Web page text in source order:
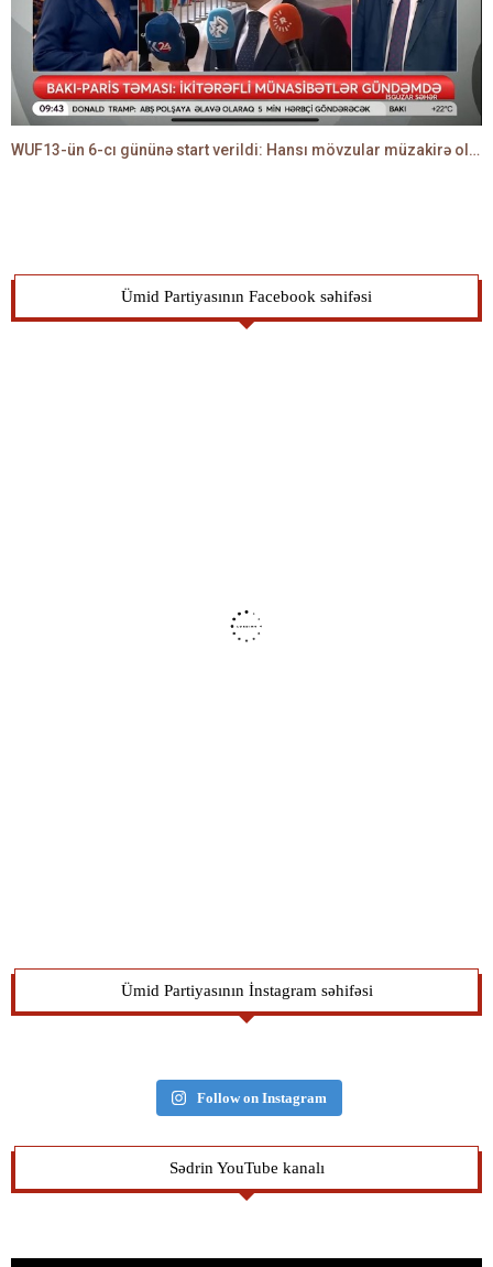
WUF13-ün 6-cı gününə start verildi: Hansı mövzular müzakirə olunacaq? -TALEH ƏLİYEV danışır
Ümid Partiyasının Facebook səhifəsi
Ümid Partiyasının İnstagram səhifəsi
Follow on Instagram
Sədrin YouTube kanalı